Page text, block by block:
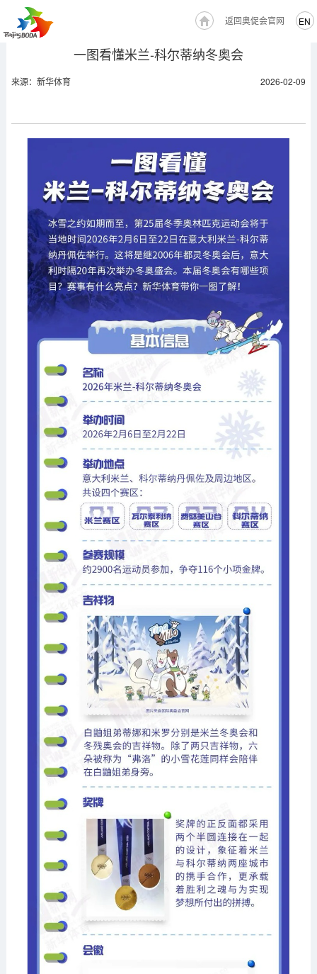
EN
返回奥促会官网
一图看懂米兰-科尔蒂纳冬奥会
来源：新华体育 2026-02-09